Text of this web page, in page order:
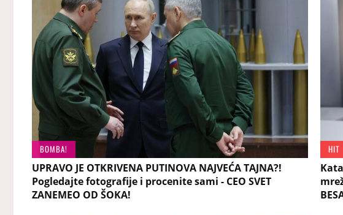
BOMBA!
UPRAVO JE OTKRIVENA PUTINOVA NAJVEĆA TAJNA?!
Pogledajte fotografije i procenite sami - CEO SVET
ZANEMEO OD ŠOKA!
HIT